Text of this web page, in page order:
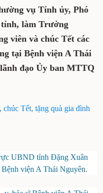
vụ Tỉnh ủy, Phó
làm Trưởng
viên và chúc Tết các
tại Bệnh viện A Thái
đạo Ủy ban MTTQ
Tết, tặng quà gia đình
UBND tỉnh Đặng Xuân
viện A Thái Nguyên.